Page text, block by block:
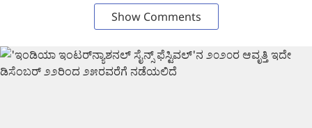
Show Comments